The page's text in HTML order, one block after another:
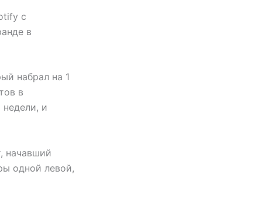
с
в
набрал на 1
в
и
начавший
одной левой,